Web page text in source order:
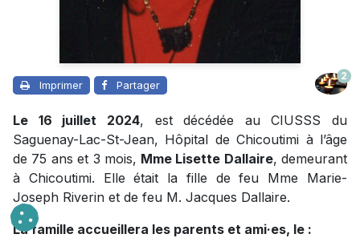
Imprimer Partager
2
Le 16 juillet 2024, est décédée au CIUSSS du
Saguenay-Lac-St-Jean, Hôpital de Chicoutimi à l’âge
de 75 ans et 3 mois, Mme Lisette Dallaire, demeurant
à Chicoutimi. Elle était la fille de feu Mme Marie-
Joseph Riverin et de feu M. Jacques Dallaire.
La famille accueillera les parents et ami·es, le :